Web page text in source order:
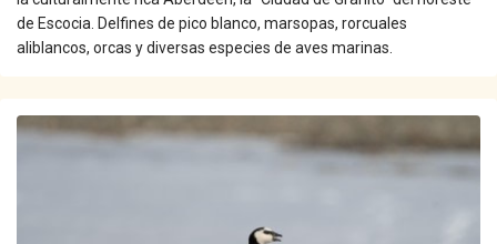
de Escocia. Delfines de pico blanco, marsopas, rorcuales
aliblancos, orcas y diversas especies de aves marinas.